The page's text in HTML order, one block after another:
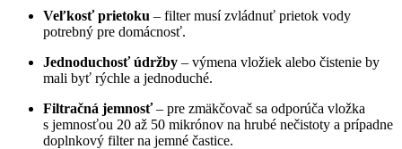
Veľkosť prietoku – filter musí zvládnuť prietok vody
potrebný pre domácnosť.
Jednoduchosť údržby – výmena vložiek alebo čistenie by
mali byť rýchle a jednoduché.
Filtračná jemnosť– pre zmäkčovač sa odporúča vložka
s jemnosťou 20 až 50 mikrónov na hrubé nečistoty a prípadne
doplnkový filter na jemné častice.